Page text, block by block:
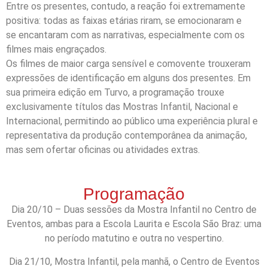
Entre os presentes, contudo, a reação foi extremamente
positiva: todas as faixas etárias riram, se emocionaram e
se encantaram com as narrativas, especialmente com os
filmes mais engraçados.
Os filmes de maior carga sensível e comovente trouxeram
expressões de identificação em alguns dos presentes. Em
sua primeira edição em Turvo, a programação trouxe
exclusivamente títulos das Mostras Infantil, Nacional e
Internacional, permitindo ao público uma experiência plural e
representativa da produção contemporânea da animação,
mas sem ofertar oficinas ou atividades extras.
Programação
Dia 20/10 – Duas sessões da Mostra Infantil no Centro de
Eventos, ambas para a Escola Laurita e Escola São Braz: uma
no período matutino e outra no vespertino.
Dia 21/10, Mostra Infantil, pela manhã, o Centro de Eventos